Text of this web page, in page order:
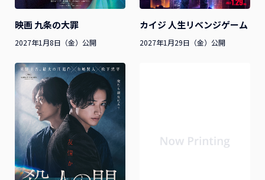
映画 九条の大罪
2027年1月8日（金）公開
カイジ 人生リベンジゲーム
2027年1月29日（金）公開